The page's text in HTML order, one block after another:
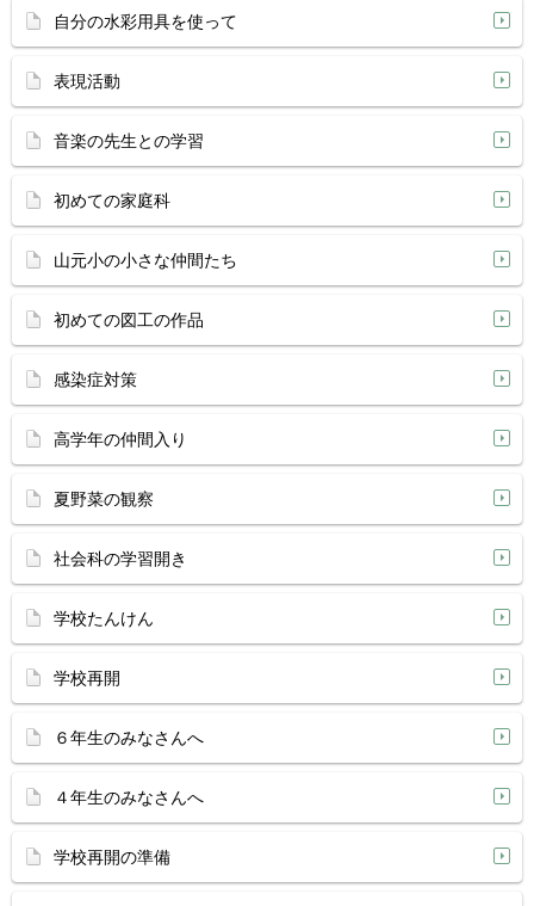
自分の水彩用具を使って
表現活動
音楽の先生との学習
初めての家庭科
山元小の小さな仲間たち
初めての図工の作品
感染症対策
高学年の仲間入り
夏野菜の観察
社会科の学習開き
学校たんけん
学校再開
６年生のみなさんへ
４年生のみなさんへ
学校再開の準備